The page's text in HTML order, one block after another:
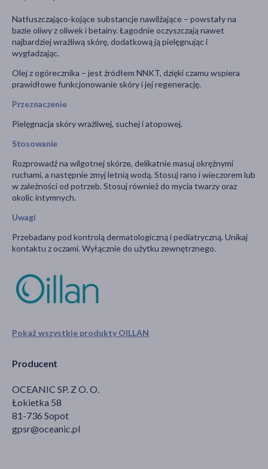
Pokaż wszystkie produkty OILLAN
Producent
OCEANIC SP. Z O. O.
Łokietka 58
81-736 Sopot
gpsr@oceanic.pl
Natłuszczająco-kojące substancje nawilżające – powstały na
bazie oliwy z oliwek i betainy. Łagodnie oczyszczają nawet
najbardziej wrażliwą skórę, dodatkową ją pielęgnując i
wygładzając.
Olej z ogórecznika – jest źródłem NNKT, dzięki czamu wspiera
prawidłowe funkcjonowanie skóry i jej regenerację.
Przeznaczenie
Pielęgnacja skóry wrażliwej, suchej i atopowej.
Stosowanie
Rozprowadź na wilgotnej skórze, delikatnie masuj okrężnymi
ruchami, a następnie zmyj letnią wodą. Stosuj rano i wieczorem lub
w zależności od potrzeb. Stosuj również do mycia twarzy oraz
okolic intymnych.
Uwagi
Przebadany pod kontrolą dermatologiczną i pediatryczną. Unikaj
kontaktu z oczami. Wyłącznie do użytku zewnętrznego.